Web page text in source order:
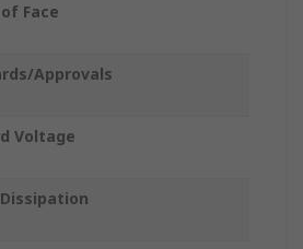
Face
Approvals
Voltage